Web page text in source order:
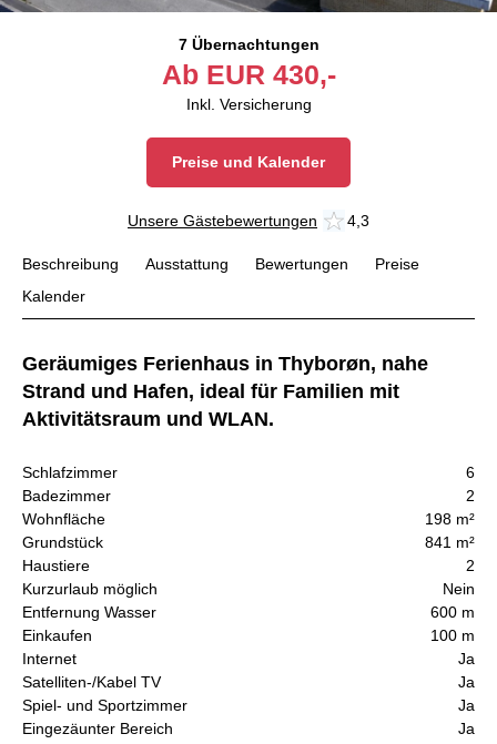
7 Übernachtungen
Ab EUR 430,-
Inkl. Versicherung
Preise und Kalender
Unsere Gästebewertungen 4,3
Beschreibung Ausstattung Bewertungen
Preise
Kalender
Geräumiges Ferienhaus in Thyborøn, nahe
Strand und Hafen, ideal für Familien mit
Aktivitätsraum und WLAN.
Schlafzimmer
6
Badezimmer
2
Wohnfläche
198 m²
Grundstück
841 m²
Haustiere
2
Kurzurlaub möglich
Nein
Entfernung Wasser
600 m
Einkaufen
100 m
Internet
Ja
Satelliten-/Kabel TV
Ja
Spiel- und Sportzimmer
Ja
Eingezäunter Bereich
Ja